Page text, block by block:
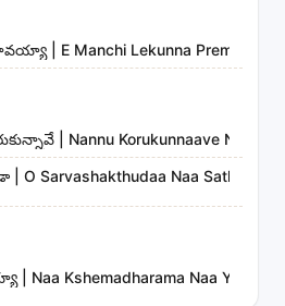
| E Manchi Lekunna
| Nannu Korukunnaave Nannu
| O Sarvashakthudaa Naa
Kshemadharama Naa Yesayya